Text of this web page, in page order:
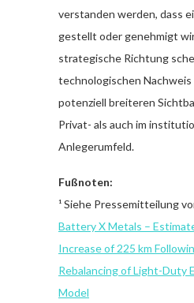
verstanden werden, dass
gestellt oder genehmigt
strategische Richtung
technologischen Nachweis
potenziell breiteren
Privat- als auch im
Anlegerumfeld.
Fußnoten:
¹ Siehe Pressemitteilung
Battery X Metals –
Increase of 225 km
Rebalancing of Light-Duty
Model